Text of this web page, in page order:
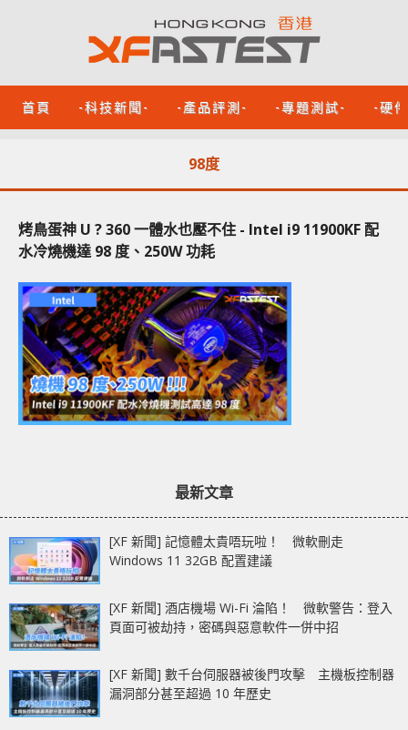
首頁 -科技新聞- -產品評測- -專題測試- -硬
98度
烤鳥蛋神 U ? 360 一體水也壓不住 - Intel i9 11900KF 配
水冷燒機達 98 度、250W 功耗
最新文章
[XF 新聞] 記憶體太貴唔玩啦！ 微軟刪走
Windows 11 32GB 配置建議
[XF 新聞] 酒店機場 Wi-Fi 淪陷！ 微軟警告：登入
頁面可被劫持，密碼與惡意軟件一併中招
[XF 新聞] 數千台伺服器被後門攻擊 主機板控制器
漏洞部分甚至超過 10 年歷史